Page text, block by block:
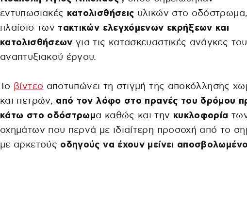
εντυπωσιακές κατολισθήσεις υλικών στο
πλαίσιο των τακτικών ελεγχόμενων εκρήξεων και
κατολισθήσεων για τις κατασκευαστικές ανάγκες του
αναπτυξιακού έργου.
Το βίντεο αποτυπώνει τη στιγμή της αποκόλλησης
και πετρών, από τον λόφο στο πρανές του δρόμου
κάτω στο οδόστρωμα καθώς και την κυκλοφορία
οχημάτων που περνά με ιδιαίτερη προσοχή από το
με αρκετούς οδηγούς να έχουν μείνει